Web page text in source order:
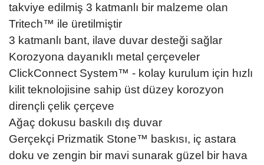
takviye edilmiş 3 katmanlı bir malzeme olan
Tritech™ ile üretilmiştir
3 katmanlı bant, ilave duvar desteği sağlar
Korozyona dayanıklı metal çerçeveler
ClickConnect System™ - kolay kurulum için hızlı
kilit teknolojisine sahip üst düzey korozyon
dirençli çelik çerçeve
Ağaç dokusu baskılı dış duvar
Gerçekçi Prizmatik Stone™ baskısı, iç astara
doku ve zengin bir mavi sunarak güzel bir hava